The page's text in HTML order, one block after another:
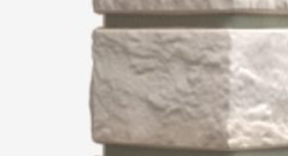
Вопрос-
Статьи
Сервисы